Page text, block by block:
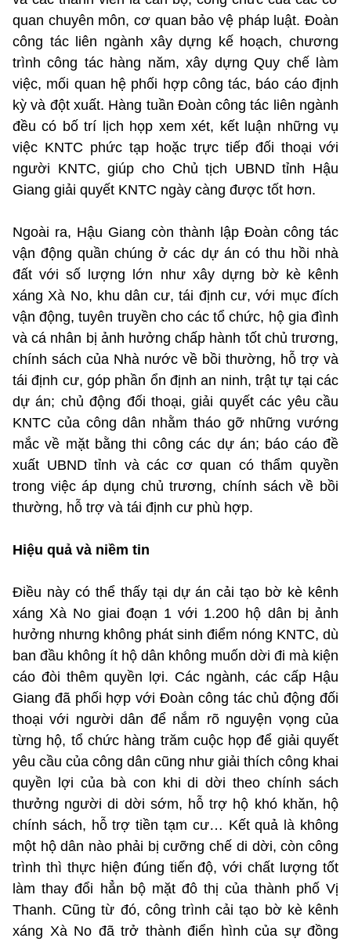
quan chuyên môn, cơ quan bảo vệ pháp luật. Đoàn
công tác liên ngành xây dựng kế hoạch, chương
trình công tác hàng năm, xây dựng Quy chế làm
việc, mối quan hệ phối hợp công tác, báo cáo định
kỳ và đột xuất. Hàng tuần Đoàn công tác liên ngành
đều có bố trí lịch họp xem xét, kết luận những vụ
việc KNTC phức tạp hoặc trực tiếp đối thoại với
người KNTC, giúp cho Chủ tịch UBND tỉnh Hậu
Giang giải quyết KNTC ngày càng được tốt hơn.
Ngoài ra, Hậu Giang còn thành lập Đoàn công tác
vận động quần chúng ở các dự án có thu hồi nhà
đất với số lượng lớn như xây dựng bờ kè kênh
xáng Xà No, khu dân cư, tái định cư, với mục đích
vận động, tuyên truyền cho các tổ chức, hộ gia đình
và cá nhân bị ảnh hưởng chấp hành tốt chủ trương,
chính sách của Nhà nước về bồi thường, hỗ trợ và
tái định cư, góp phần ổn định an ninh, trật tự tại các
dự án; chủ động đối thoại, giải quyết các yêu cầu
KNTC của công dân nhằm tháo gỡ những vướng
mắc về mặt bằng thi công các dự án; báo cáo đề
xuất UBND tỉnh và các cơ quan có thẩm quyền
trong việc áp dụng chủ trương, chính sách về bồi
thường, hỗ trợ và tái định cư phù hợp.
Hiệu quả và niềm tin
Điều này có thể thấy tại dự án cải tạo bờ kè kênh
xáng Xà No giai đoạn 1 với 1.200 hộ dân bị ảnh
hưởng nhưng không phát sinh điểm nóng KNTC, dù
ban đầu không ít hộ dân không muốn dời đi mà kiện
cáo đòi thêm quyền lợi. Các ngành, các cấp Hậu
Giang đã phối hợp với Đoàn công tác chủ động đối
thoại với người dân để nắm rõ nguyện vọng của
từng hộ, tổ chức hàng trăm cuộc họp để giải quyết
yêu cầu của công dân cũng như giải thích công khai
quyền lợi của bà con khi di dời theo chính sách
thưởng người di dời sớm, hỗ trợ hộ khó khăn, hộ
chính sách, hỗ trợ tiền tạm cư… Kết quả là không
một hộ dân nào phải bị cưỡng chế di dời, còn công
trình thì thực hiện đúng tiến độ, với chất lượng tốt
làm thay đổi hẳn bộ mặt đô thị của thành phố Vị
Thanh. Cũng từ đó, công trình cải tạo bờ kè kênh
xáng Xà No đã trở thành điển hình của sự đồng